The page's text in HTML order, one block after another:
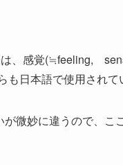
、感覚(≒feeling,
日本語で使用されて
微妙に違うので、